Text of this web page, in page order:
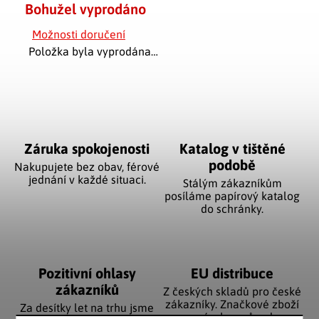
Bohužel vyprodáno
Možnosti doručení
Položka byla vyprodána…
Záruka spokojenosti
Nakupujete bez obav, férové
jednání v každé situaci.
Katalog v tištěné
podobě
Stálým zákazníkům
posíláme papírový katalog
do schránky.
Pozitivní ohlasy
zákazníků
Za desítky let na trhu jsme
EU distribuce
Z českých skladů pro české
zákazníky. Značkové zboží